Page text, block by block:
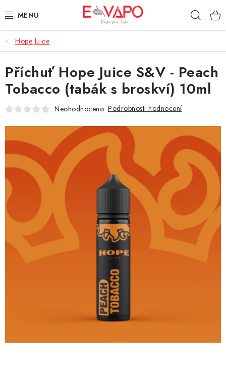
na
3D TISK
TIPY ZA DOBROU CENU
AROMATA A PŘÍCHUTĚ
E-LIQUIDY
E-CIGARETY
NIKOTINOVÉ SÁČKY
DÁRKOVÉ VOUCHERY
ATOMIZÉRY A CARTRIDGE
Hope Juice
Příchuť Hope Juice S&V - Peach
Tobacco (tabák s broskví) 10ml
Neohodnoceno Podrobnosti hodnocení